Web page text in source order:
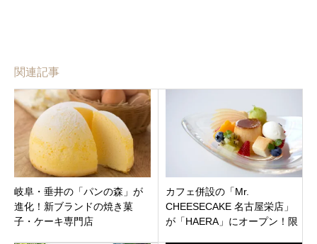
関連記事
岐阜・垂井の「パンの森」が
進化！新ブランドの焼き菓
子・ケーキ専門店
カフェ併設の「Mr.
CHEESECAKE 名古屋栄店」
が「HAERA」にオープン！限